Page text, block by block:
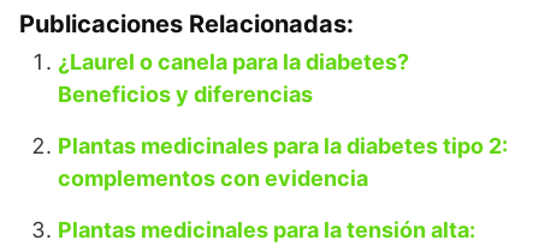
Publicaciones Relacionadas:
¿Laurel o canela para la diabetes?
Beneficios y diferencias
Plantas medicinales para la diabetes tipo 2:
complementos con evidencia
Plantas medicinales para la tensión alta: